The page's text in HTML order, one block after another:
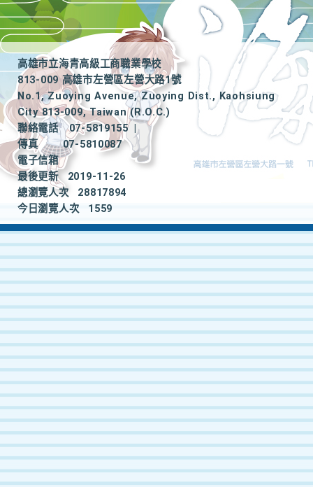
高雄市立海青高級工商職業學校
813-009 高雄市左營區左營大路1號
No.1, Zuoying Avenue, Zuoying Dist., Kaohsiung
City 813-009, Taiwan (R.O.C.)
聯絡電話
07-5819155
|
傳真
07-5810087
電子信箱
最後更新
2019-11-26
總瀏覽人次
28817894
今日瀏覽人次
1559